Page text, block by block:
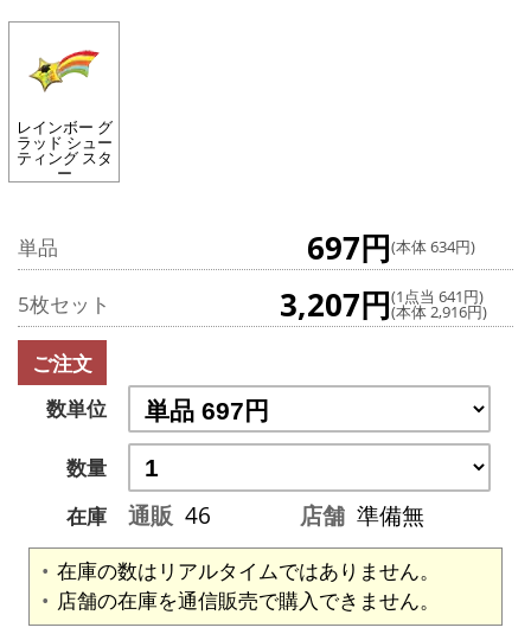
レインボー グ
ラッド シュー
ティング スタ
ー
単品 697円(本体 634円)
5枚セット 3,207円(1点当 641円)
(本体 2,916円)
ご注文
数単位
数量
在庫
通販 46 店舗 準備無
在庫の数はリアルタイムではありません。
店舗の在庫を通信販売で購入できません。